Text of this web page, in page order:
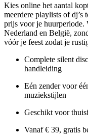
Kies online het aantal
meerdere playlists of
prijs voor je huurperiode.
Nederland en België,
vóór je feest zodat je
Complete silent
handleiding
Eén zender voor
muziekstijlen
Geschikt voor
Vanaf € 39, gratis